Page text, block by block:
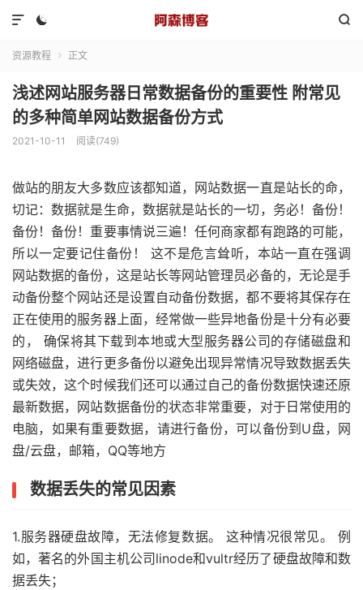
 

资源教程  正文
浅述网站服务器日常数据备份的重要性 附常见
的多种简单网站数据备份方式
2021-10-11 阅读(749)
做站的朋友大多数应该都知道，网站数据一直是站长的命，
切记：数据就是生命，数据就是站长的一切，务必！备份！
备份！备份！重要事情说三遍！任何商家都有跑路的可能，
所以一定要记住备份！ 这不是危言耸听，本站一直在强调
网站数据的备份，这是站长等网站管理员必备的，无论是手
动备份整个网站还是设置自动备份数据，都不要将其保存在
正在使用的服务器上面，经常做一些异地备份是十分有必要
的， 确保将其下载到本地或大型服务器公司的存储磁盘和
网络磁盘，进行更多备份以避免出现异常情况导致数据丢失
或失效，这个时候我们还可以通过自己的备份数据快速还原
最新数据，网站数据备份的状态非常重要，对于日常使用的
电脑，如果有重要数据，请进行备份，可以备份到U盘，网
盘/云盘，邮箱，QQ等地方
数据丢失的常见因素
1.服务器硬盘故障，无法修复数据。 这种情况很常见。 例
如，著名的外国主机公司linode和vultr经历了硬盘故障和数
据丢失；